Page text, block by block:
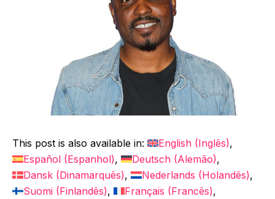
This post is also available in: English (Inglês)
Español (Espanhol) Deutsch (Alemão)
Dansk (Dinamarquês) Nederlands (Holandês)
Suomi (Finlandês) Français (Francês)